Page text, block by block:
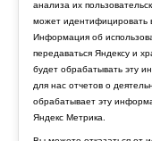
анализа их
может идентифицировать
Информация об
передаваться Яндексу и
будет обрабатывать эту
для нас отчетов о
обрабатывает эту
Яндекс Метрика.